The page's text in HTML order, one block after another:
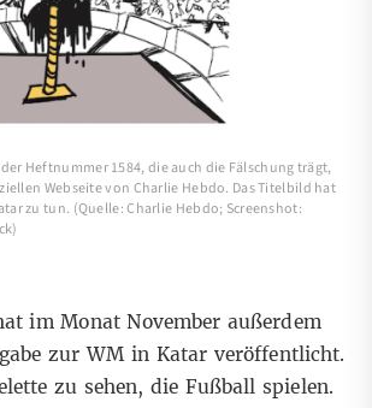
Heftnummer 1584, die auch die Fälschung trägt,
Webseite von Charlie Hebdo. Das Titelbild hat
zu tun. (Quelle: Charlie Hebdo; Screenshot:
im Monat November außerdem
zur WM in Katar veröffentlicht.
zu sehen, die Fußball spielen.